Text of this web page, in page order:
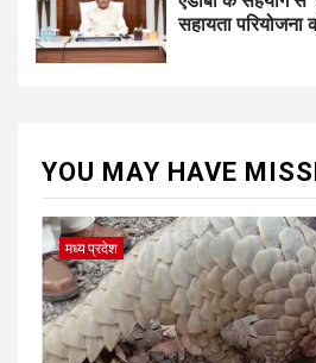
सहायता
YOU MAY HAVE
मध्य प्रदेश